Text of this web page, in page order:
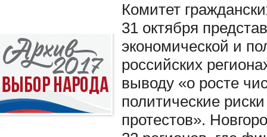
Комитет
31 октября
экономической и
российских
выводу «о росте
политические
протестов».